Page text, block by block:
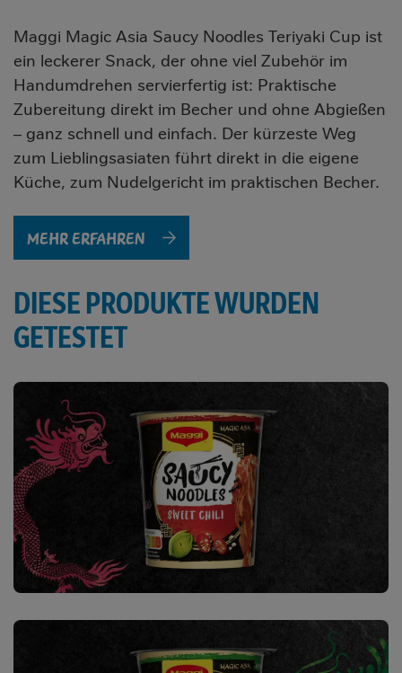
Maggi Magic Asia Saucy Noodles Teriyaki Cup ist
ein leckerer Snack, der ohne viel Zubehör im
Handumdrehen servierfertig ist: Praktische
Zubereitung direkt im Becher und ohne Abgießen
– ganz schnell und einfach. Der kürzeste Weg
zum Lieblingsasiaten führt direkt in die eigene
Küche, zum Nudelgericht im praktischen Becher.
MEHR ERFAHREN
DIESE PRODUKTE WURDEN
GETESTET